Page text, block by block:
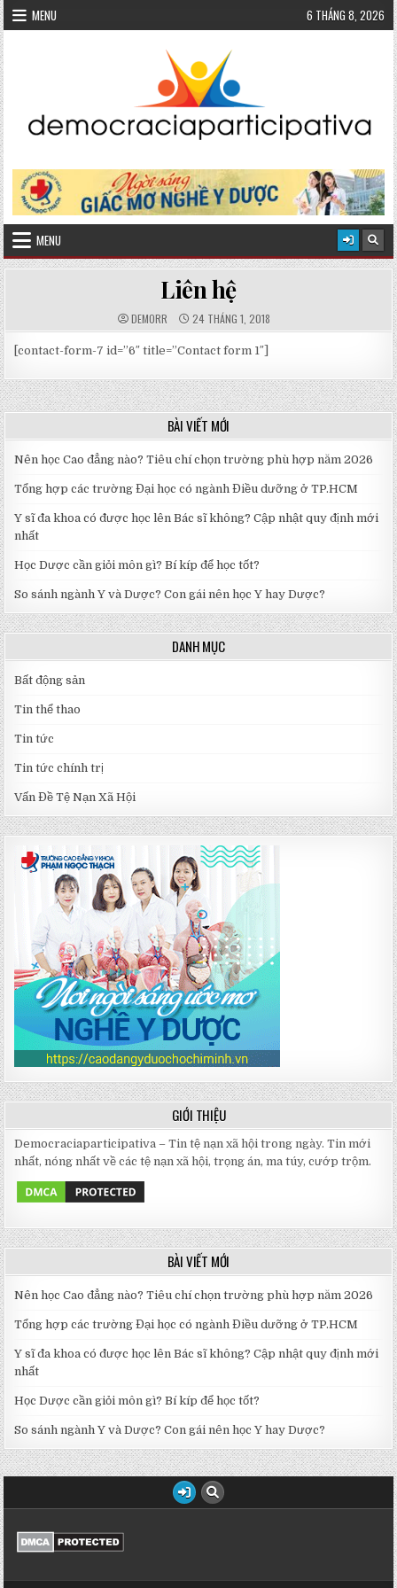
Skip
to
content
MENU 6 THÁNG 8, 2026
MENU
Liên hệ
DEMORR 24 THÁNG 1, 2018
[contact-form-7 id=”6″ title=”Contact form 1″]
BÀI VIẾT MỚI
Nên học Cao đẳng nào? Tiêu chí chọn trường phù hợp năm 2026
Tổng hợp các trường Đại học có ngành Điều dưỡng ở TP.HCM
Y sĩ đa khoa có được học lên Bác sĩ không? Cập nhật quy định mới
nhất
Học Dược cần giỏi môn gì? Bí kíp để học tốt?
So sánh ngành Y và Dược? Con gái nên học Y hay Dược?
DANH MỤC
Bất động sản
Tin thể thao
Tin tức
Tin tức chính trị
Vấn Đề Tệ Nạn Xã Hội
GIỚI THIỆU
Democraciaparticipativa – Tin tệ nạn xã hội trong ngày. Tin mới
nhất, nóng nhất về các tệ nạn xã hội, trọng án, ma túy, cướp trộm.
BÀI VIẾT MỚI
Nên học Cao đẳng nào? Tiêu chí chọn trường phù hợp năm 2026
Tổng hợp các trường Đại học có ngành Điều dưỡng ở TP.HCM
Y sĩ đa khoa có được học lên Bác sĩ không? Cập nhật quy định mới
nhất
Học Dược cần giỏi môn gì? Bí kíp để học tốt?
So sánh ngành Y và Dược? Con gái nên học Y hay Dược?